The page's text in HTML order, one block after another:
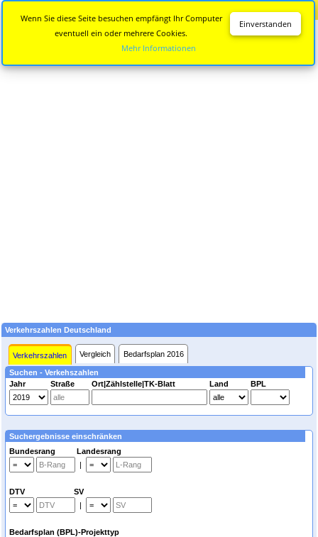
Verkehrszahlen Deutschland
Verkehrszahlen Vergleich Bedarfsplan 2016
Suchen - Verkehszahlen
Jahr
Straße Ort|Zählstelle|TK-Blatt Land BPL
Suchergebnisse einschränken
Bundesrang Landesrang
|
DTV SV
|
Bedarfsplan (BPL)-Projekttyp
Einverstanden
Wenn Sie diese Seite besuchen empfängt Ihr Computer
eventuell ein oder mehrere Cookies.
Mehr Informationen